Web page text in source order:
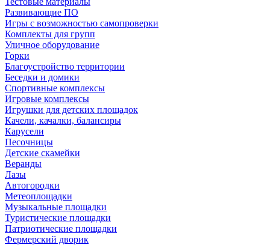
Развивающие ПО
Игры с возможностью самопроверки
Комплекты для групп
Уличное оборудование
Горки
Благоустройство территории
Беседки и домики
Спортивные комплексы
Игровые комплексы
Игрушки для детских площадок
Качели, качалки, балансиры
Карусели
Песочницы
Детские скамейки
Веранды
Лазы
Автогородки
Метеоплощадки
Музыкальные площадки
Туристические площадки
Патриотические площадки
Фермерский дворик